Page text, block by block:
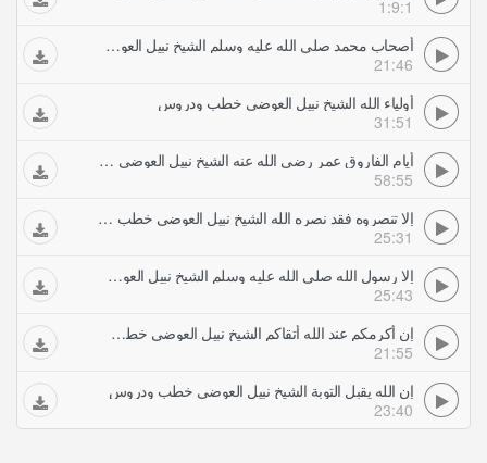
1:9:1
أصحاب محمد صلى الله عليه وسلم الشيخ نبيل العوضي خطب ودروس
21:46
أولياء الله الشيخ نبيل العوضي خطب ودروس
31:51
أيام الفاروق عمر رضي الله عنه الشيخ نبيل العوضي خطب ودروس
58:55
إلا تنصروه فقد نصره الله الشيخ نبيل العوضي خطب ودروس
25:31
إلا رسول الله صلى الله عليه وسلم الشيخ نبيل العوضي خطب ودروس
25:43
إن أكرمكم عند الله أتقاكم الشيخ نبيل العوضي خطب ودروس
21:55
إن الله يقبل التوبة الشيخ نبيل العوضي خطب ودروس
23:40